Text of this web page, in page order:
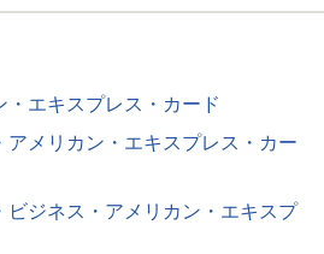
・エキスプレス・カード
アメリカン・エキスプレス・カー
ビジネス・アメリカン・エキスプ